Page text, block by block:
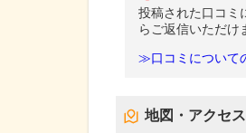
投稿された口コミ
らご返信いただけ
≫口コミについて
地図・アクセス